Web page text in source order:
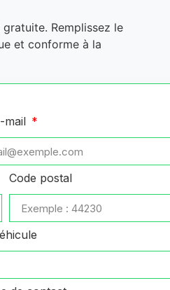
gratuite. Remplissez le
et conforme à la
mail
Code postal